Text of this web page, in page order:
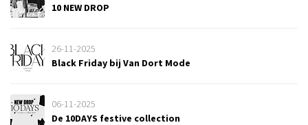
10 NEW DROP
26-11-2025
Black Friday bij Van Dort Mode
06-11-2025
De 10DAYS festive collection